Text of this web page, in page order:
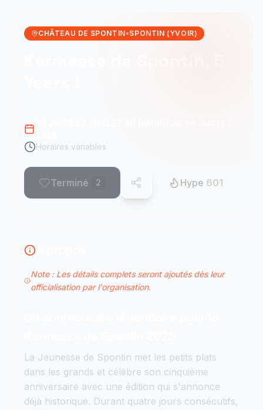
CHÂTEAU DE SPONTIN•SPONTIN (YVOIR)
Horaires variables
Terminé 2 Hype 601
Note : Les détails complets seront ajoutés dès leur
officialisation par l'organisation.
La Jeunesse de Spontin met les petits plats
dans les grands et célèbre son cinquième
anniversaire avec une édition qui s'annonce
déjà historique. Durant quatre jours consécutifs,